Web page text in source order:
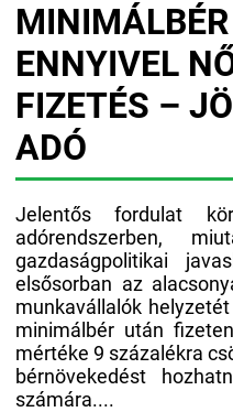
ENNYIVEL
FIZETÉS –
ADÓ
Jelentős fordulat
adórendszerben,
gazdaságpolitikai
elsősorban az
munkavállalók
minimálbér után
mértéke 9 százalékra
bérnövekedést
számára....